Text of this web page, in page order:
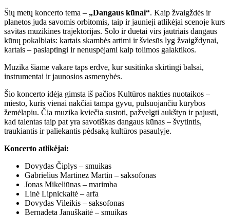
Šių metų koncerto tema – „Dangaus kūnai“. Kaip žvaigždės ir
planetos juda savomis orbitomis, taip ir jaunieji atlikėjai scenoje kurs
savitas muzikines trajektorijas. Solo ir duetai virs jautriais dangaus
kūnų pokalbiais: kartais skambės artimi ir šviesūs lyg žvaigždynai,
kartais – paslaptingi ir nenuspėjami kaip tolimos galaktikos.
Muzika šiame vakare taps erdve, kur susitinka skirtingi balsai,
instrumentai ir jaunosios asmenybės.
Šio koncerto idėja gimsta iš pačios Kultūros nakties nuotaikos –
miesto, kuris vienai nakčiai tampa gyvu, pulsuojančiu kūrybos
žemėlapiu. Čia muzika kviečia sustoti, pažvelgti aukštyn ir pajusti,
kad talentas taip pat yra savotiškas dangaus kūnas – švytintis,
traukiantis ir paliekantis pėdsaką kultūros pasaulyje.
Koncerto atlikėjai:
Dovydas Čiplys – smuikas
Gabrielius Martinez Martin – saksofonas
Jonas Mikeliūnas – marimba
Linė Lipnickaitė – arfa
Dovydas Vileikis – saksofonas
Bernadeta Januškaitė – smuikas